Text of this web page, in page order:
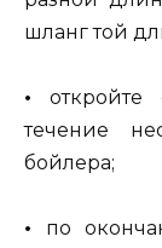
шланг той
•
течение
бойлера;
• по